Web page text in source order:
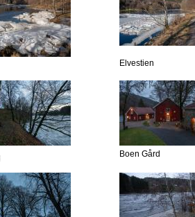
Elvestien
Boen Gård